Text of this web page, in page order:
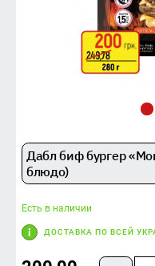
Дабл биф бургер
блюдо)
Есть в наличии
ДОСТАВКА ПО ВСЕЙ